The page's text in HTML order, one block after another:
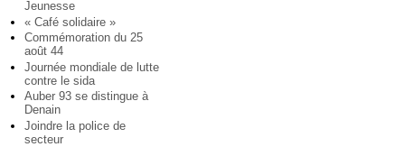
Jeunesse
« Café solidaire »
Commémoration du 25
août 44
Journée mondiale de lutte
contre le sida
Auber 93 se distingue à
Denain
Joindre la police de
secteur